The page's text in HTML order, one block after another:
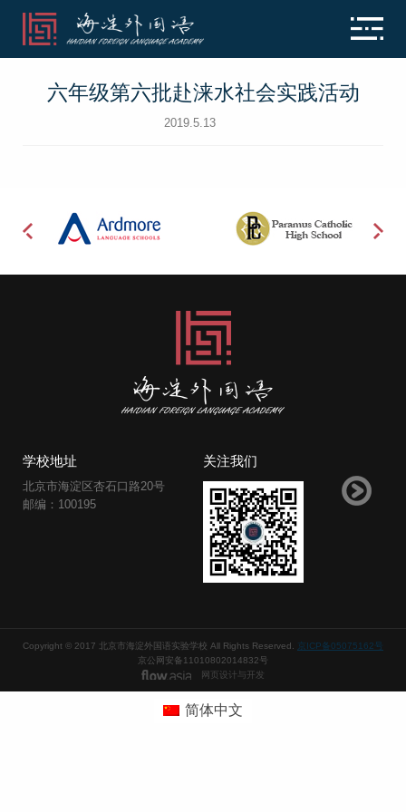
六年级第六批赴涞水社会实践活动
2019.5.13
学校地址
北京市海淀区杏石口路20号
邮编：100195
关注我们
Copyright © 2017 北京市海淀外国语实验学校 All Rights Reserved. 京ICP备05075162号
京公网安备11010802014832号
网页设计与开发
简体中文